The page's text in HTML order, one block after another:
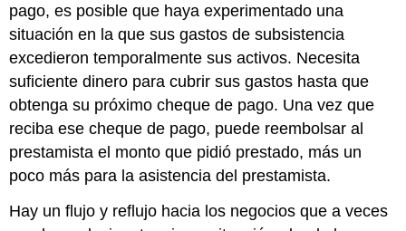
pago, es posible que haya experimentado una
situación en la que sus gastos de subsistencia
excedieron temporalmente sus activos. Necesita
suficiente dinero para cubrir sus gastos hasta que
obtenga su próximo cheque de pago. Una vez que
reciba ese cheque de pago, puede reembolsar al
prestamista el monto que pidió prestado, más un
poco más para la asistencia del prestamista.
Hay un flujo y reflujo hacia los negocios que a veces